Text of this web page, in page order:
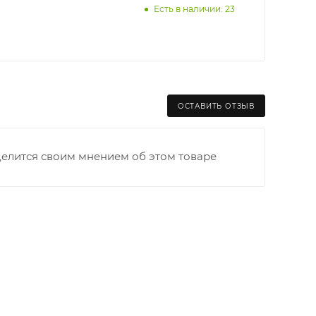
старого Моста через р. Вятка, область,
как можно раньше связаться с
оплачивается покупателем в полном объеме.
Есть в наличии: 23
ОСТАВИТЬ ОТЗЫВ
своим мнением об этом товаре